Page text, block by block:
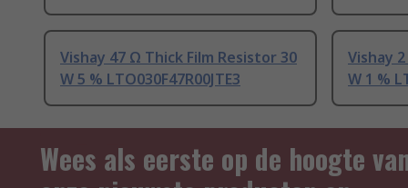
Vishay 47 Ω Thick Film Resistor 30
W 5 % LTO030F47R00JTE3
Vishay
W 1 %
Wees als eerste op de hoogte